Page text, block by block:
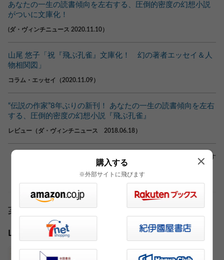
あなたの一生の読書傾向を左右する、圧倒的密度の幻想小説
がついに文庫化！
(ダ・ヴィンチニュース 2020.11.10）
山尾 悠子「祝『飛ぶ孔雀』文庫化！ 幻の著者エッセイ＆人
物相関図」
コラム・エッセイ（2020.11.09）
“伝説の作家”8年ぶりの新刊！ あなたの一生の読書傾向を左右
する、圧倒的密度の幻想小説『飛ぶ孔雀』
レビュー（ダ・ヴィンチニュース 2018.06.18）
※外部サイトへリンクしている場合もあります
著者
山尾 悠子
購入する
※外部サイトに飛びます